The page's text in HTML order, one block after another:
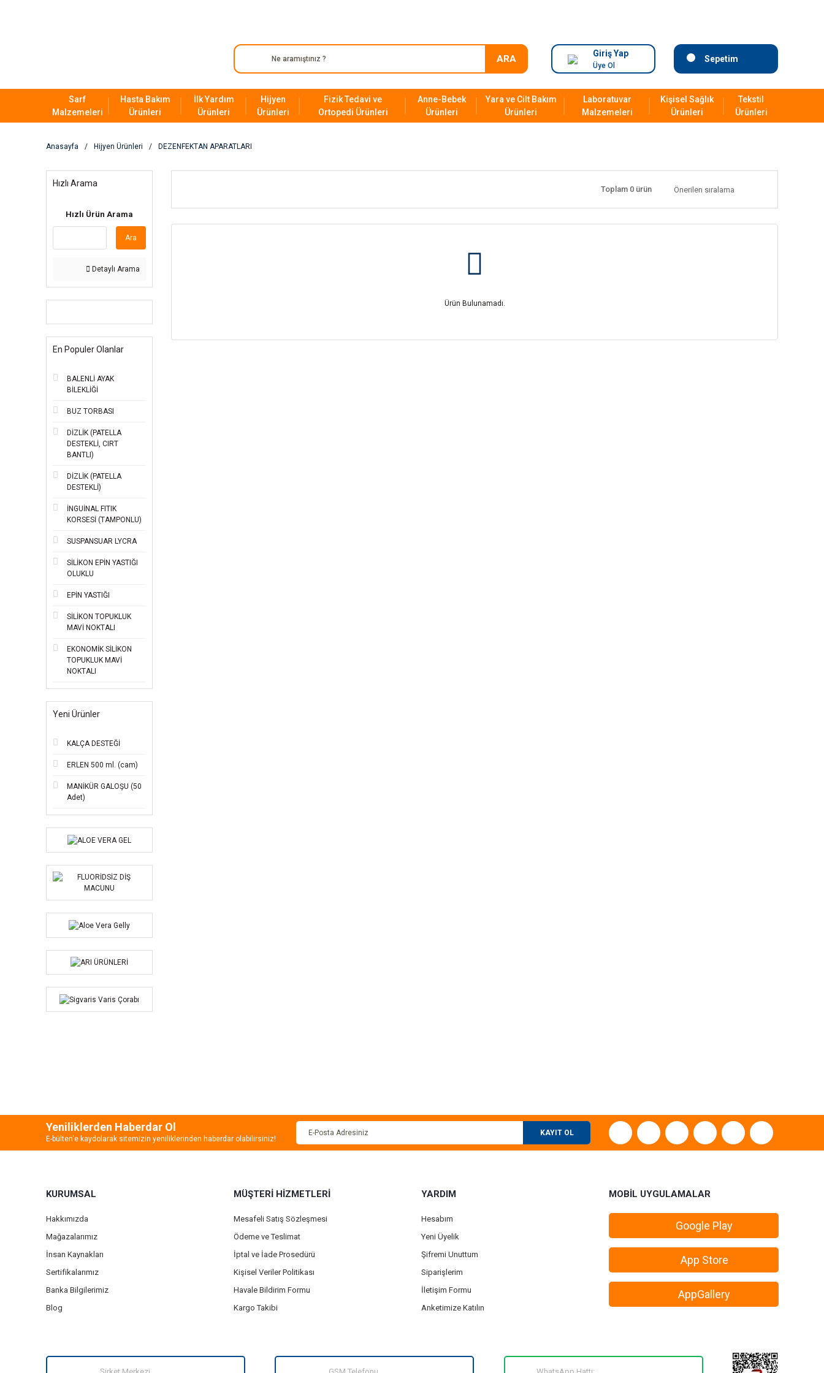
ARA
Giriş Yap
Üye Ol
Sepetim
Sarf
Malzemeleri
Hasta Bakım
Ürünleri
İlk Yardım
Ürünleri
Hijyen
Ürünleri
Fizik Tedavi ve
Ortopedi Ürünleri
Anne-Bebek
Ürünleri
Yara ve Cilt Bakım
Ürünleri
Laboratuvar
Malzemeleri
Kişisel Sağlık
Ürünleri
Tekstil
Ürünleri
Anasayfa Hijyen Ürünleri DEZENFEKTAN APARATLARI
Hızlı Arama
Hızlı Ürün Arama
Ara
Detaylı Arama
En Populer Olanlar
BALENLİ AYAK
BİLEKLİĞİ
BUZ TORBASI
DİZLİK (PATELLA
DESTEKLİ, CIRT
BANTLI)
DİZLİK (PATELLA
DESTEKLİ)
İNGUİNAL FITIK
KORSESİ (TAMPONLU)
SUSPANSUAR LYCRA
SİLİKON EPİN YASTIĞI
OLUKLU
EPİN YASTIĞI
SİLİKON TOPUKLUK
MAVİ NOKTALI
EKONOMİK SİLİKON
TOPUKLUK MAVİ
NOKTALI
Yeni Ürünler
KALÇA DESTEĞİ
ERLEN 500 ml. (cam)
MANİKÜR GALOŞU (50
Adet)
Toplam 0 ürün
Ürün Bulunamadı.
Yeniliklerden Haberdar Ol
E-bülten'e kaydolarak sitemizin yeniliklerinden haberdar olabilirsiniz!
KAYIT OL
KURUMSAL
Hakkımızda
Mağazalarımız
İnsan Kaynakları
Sertifikalarımız
Banka Bilgilerimiz
Blog
MÜŞTERİ HİZMETLERİ
Mesafeli Satış Sözleşmesi
Ödeme ve Teslimat
İptal ve İade Prosedürü
Kişisel Veriler Politikası
Havale Bildirim Formu
Kargo Takibi
YARDIM
Hesabım
Yeni Üyelik
Şifremi Unuttum
Siparişlerim
İletişim Formu
Anketimize Katılın
MOBİL UYGULAMALAR
Google Play
App Store
AppGallery